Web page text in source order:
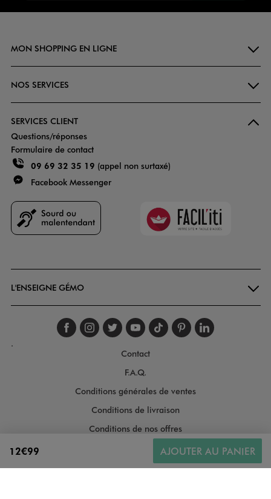
12€99 AJOUTER AU PANIER
MON SHOPPING EN LIGNE
NOS SERVICES
SERVICES CLIENT
Questions/réponses
Formulaire de contact
09 69 32 35 19 (appel non surtaxé)
Facebook Messenger
Faciliti
L'ENSEIGNE GÉMO
Suivez-nous sur
Suivez-nous sur
Suivez-nous sur
Suivez-nous
Suivez-nous
Suivez-
.
Contact
F.A.Q.
Conditions générales de ventes
Conditions de livraison
Conditions de nos offres
Conditions générales d'utilisation
Politique de protection des données